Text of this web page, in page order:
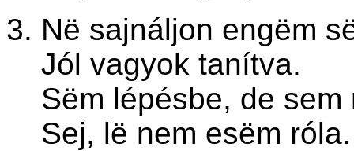
3. Në sajnáljon engëm
Jól vagyok tanítva.
Sëm lépésbe, de sem
Sej, lë nem esëm róla.